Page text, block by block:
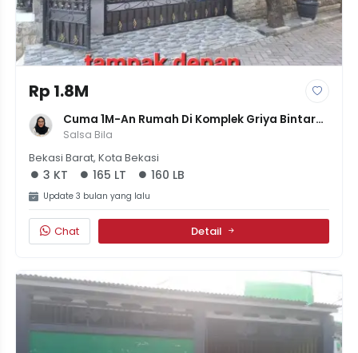
Rp 1.8M
Cuma 1M-An Rumah Di Komplek Griya Bintara
3Kamar Tanah165
Salsa Bila
Bekasi Barat, Kota Bekasi
3 KT 165 LT 160 LB
Update 3 bulan yang lalu
Chat Detail